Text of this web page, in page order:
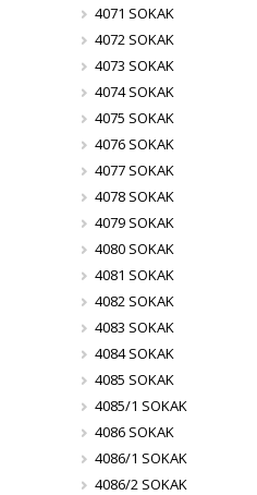
4071 SOKAK
4072 SOKAK
4073 SOKAK
4074 SOKAK
4075 SOKAK
4076 SOKAK
4077 SOKAK
4078 SOKAK
4079 SOKAK
4080 SOKAK
4081 SOKAK
4082 SOKAK
4083 SOKAK
4084 SOKAK
4085 SOKAK
4085/1 SOKAK
4086 SOKAK
4086/1 SOKAK
4086/2 SOKAK